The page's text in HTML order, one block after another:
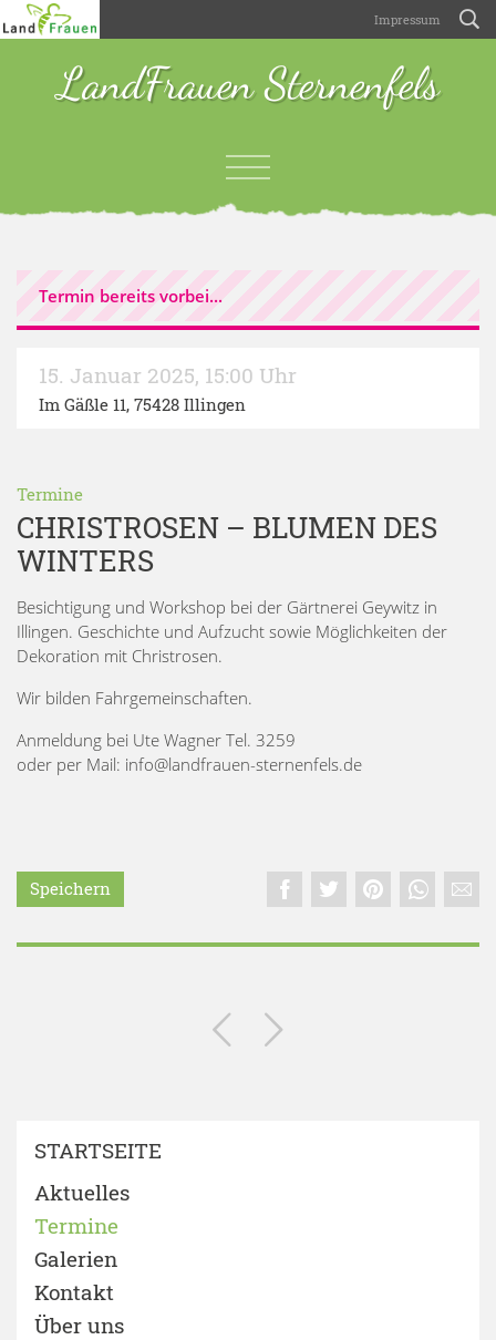
Impressum
LandFrauen Sternenfels
Termin bereits vorbei...
15. Januar 2025, 15:00 Uhr
Im Gäßle 11, 75428 Illingen
Termine
CHRISTROSEN – BLUMEN DES
WINTERS
Besichtigung und Workshop bei der Gärtnerei Geywitz in
Illingen. Geschichte und Aufzucht sowie Möglichkeiten der
Dekoration mit Christrosen.
Wir bilden Fahrgemeinschaften.
Anmeldung bei Ute Wagner Tel. 3259
oder per Mail: info@landfrauen-sternenfels.de
Speichern
STARTSEITE
Aktuelles
Termine
Galerien
Kontakt
Über uns